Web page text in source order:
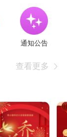
通知公告
查看更多 